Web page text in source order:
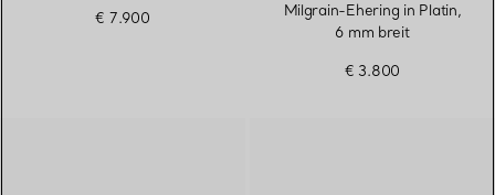
€ 7.900
Milgrain-Ehering in Platin,
6 mm breit
€ 3.800